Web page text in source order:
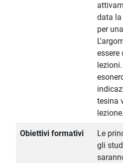
data
per
essere
tesina
lezione.
Obiettivi formativi
Le
gli